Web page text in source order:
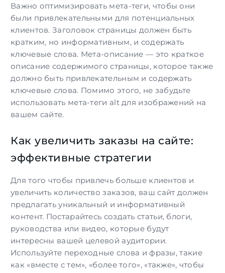
Важно оптимизировать мета-теги, чтобы они
были привлекательными для потенциальных
клиентов. Заголовок страницы должен быть
кратким, но информативным, и содержать
ключевые слова. Мета-описание — это краткое
описание содержимого страницы, которое также
должно быть привлекательным и содержать
ключевые слова. Помимо этого, не забудьте
использовать мета-теги alt для изображений на
вашем сайте.
Как увеличить заказы на сайте:
эффективные стратегии
Для того чтобы привлечь больше клиентов и
увеличить количество заказов, ваш сайт должен
предлагать уникальный и информативный
контент. Постарайтесь создать статьи, блоги,
руководства или видео, которые будут
интересны вашей целевой аудитории.
Используйте переходные слова и фразы, такие
как «вместе с тем», «более того», «также», чтобы